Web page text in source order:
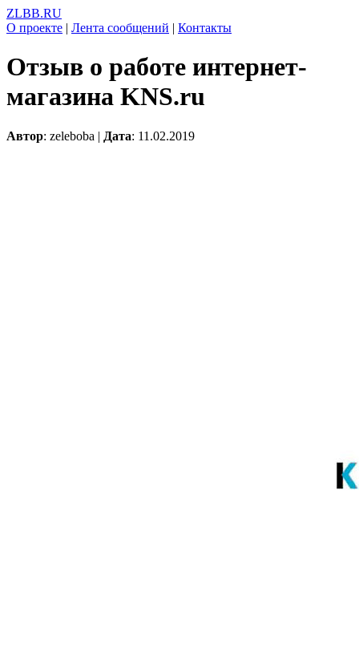
ZLBB.RU
О проекте | Лента сообщений | Контакты
Отзыв о работе интернет-
магазина KNS.ru
Автор: zeleboba | Дата: 11.02.2019